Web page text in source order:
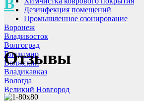
Воронеж
Владивосток
Волгоград
Владимир
Волжский
Владикавказ
Вологда
Великий Новгород
Дезинфекция помещений
Промышленное озонирование
Отзывы